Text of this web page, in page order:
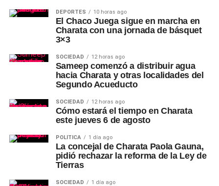
DEPORTES 10 horas ago
El Chaco Juega sigue en marcha en
Charata con una jornada de básquet
3×3
SOCIEDAD 12 horas ago
Sameep comenzó a distribuir agua
hacia Charata y otras localidades del
Segundo Acueducto
SOCIEDAD 12 horas ago
Cómo estará el tiempo en Charata
este jueves 6 de agosto
POLÍTICA 1 día ago
La concejal de Charata Paola Gauna,
pidió rechazar la reforma de la Ley de
Tierras
SOCIEDAD 1 día ago